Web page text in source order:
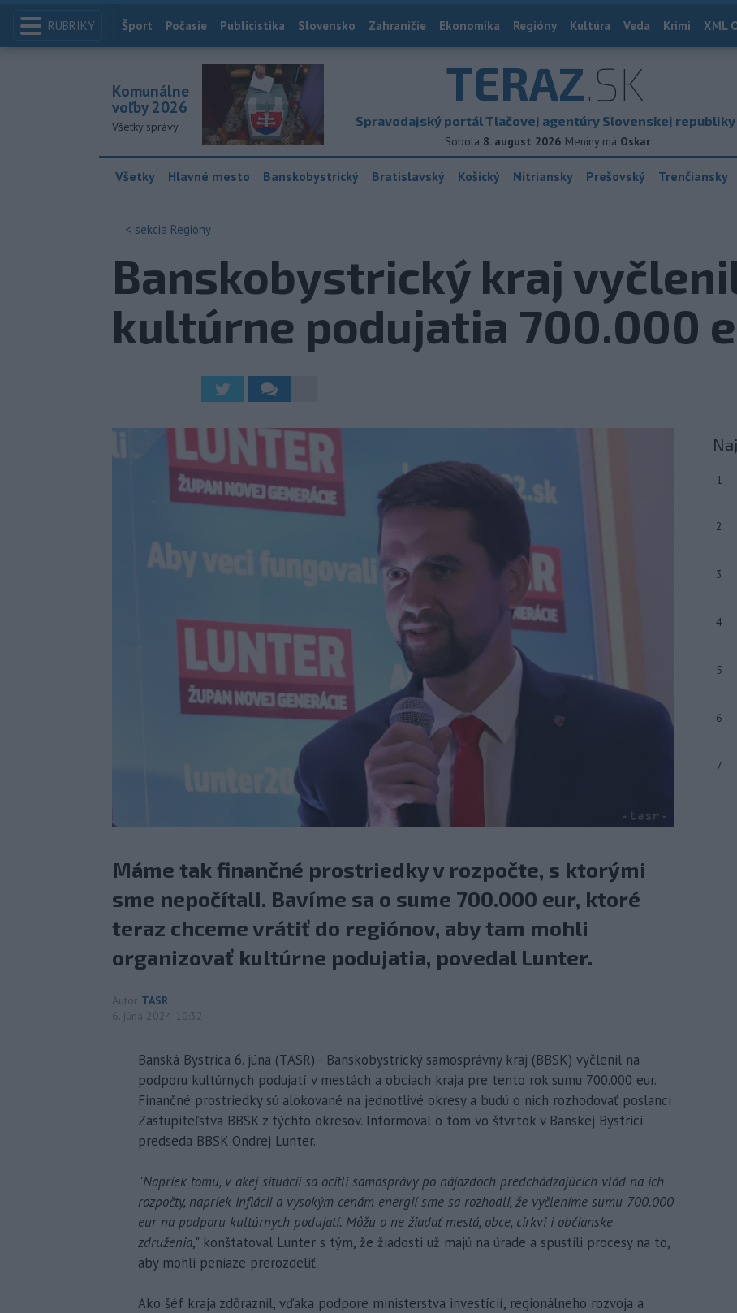
RUBRIKY Index
Šport Počasie Publicistika Slovensko Zahraničie Ekonomika Regióny Kultúra Veda Krimi XML
TERAZ.SK
Spravodajský portál Tlačovej agentúry Slovenskej republiky
Sobota 8. august 2026 Meniny má Oskar
Komunálne
voľby 2026
Všetky správy
Všetky Hlavné mesto Banskobystrický Bratislavský Košický Nitriansky Prešovský Trenčiansky
< sekcia Regióny
Banskobystrický kraj
kultúrne podujatia 700.000
Máme tak finančné prostriedky v rozpočte, s ktorými
sme nepočítali. Bavíme sa o sume 700.000 eur, ktoré
teraz chceme vrátiť do regiónov, aby tam mohli
organizovať kultúrne podujatia, povedal Lunter.
Autor TASR
6. júna 2024 10:32
Banská Bystrica 6. júna (TASR) - Banskobystrický samosprávny kraj (BBSK) vyčlenil na
podporu kultúrnych podujatí v mestách a obciach kraja pre tento rok sumu 700.000 eur.
Finančné prostriedky sú alokované na jednotlivé okresy a budú o nich rozhodovať poslanci
Zastupiteľstva BBSK z týchto okresov. Informoval o tom vo štvrtok v Banskej Bystrici
predseda BBSK Ondrej Lunter.
"Napriek tomu, v akej situácii sa ocitli samosprávy po nájazdoch predchádzajúcich vlád na ich
rozpočty, napriek inflácii a vysokým cenám energií sme sa rozhodli, že vyčleníme sumu 700.000
eur na podporu kultúrnych podujatí. Môžu o ne žiadať mestá, obce, cirkvi i občianske
združenia," konštatoval Lunter s tým, že žiadosti už majú na úrade a spustili procesy na to,
aby mohli peniaze prerozdeliť.
Ako šéf kraja zdôraznil, vďaka podpore ministerstva investícií, regionálneho rozvoja a
1
2
3
4
5
6
7